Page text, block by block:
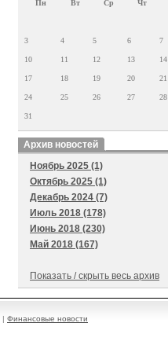
Пн Вт Ср Чт
3 4 5 6 7
10 11 12 13 14
17 18 19 20 21
24 25 26 27 28
31
Архив новостей
Ноябрь 2025 (1)
Октябрь 2025 (1)
Декабрь 2024 (7)
Июль 2018 (178)
Июнь 2018 (230)
Май 2018 (167)
Показать / скрыть весь архив
| Финансовые новости